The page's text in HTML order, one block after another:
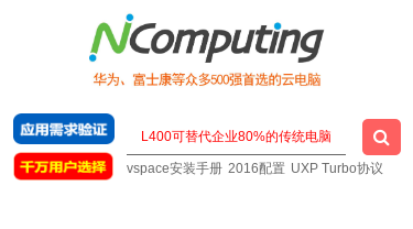
vspace安装手册 2016配置 UXP Turbo协议